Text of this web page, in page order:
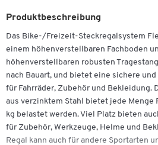
Produktbeschreibung
Das Bike-/Freizeit-Steckregalsystem
einem höhenverstellbaren Fachboden
höhenverstellbaren robusten
nach Bauart, und bietet eine sichere
für Fahrräder, Zubehör und Bekleidung.
aus verzinktem Stahl bietet jede Menge
kg belastet werden. Viel Platz bieten
für Zubehör, Werkzeuge, Helme und
Regal kann auch für andere Sportarten